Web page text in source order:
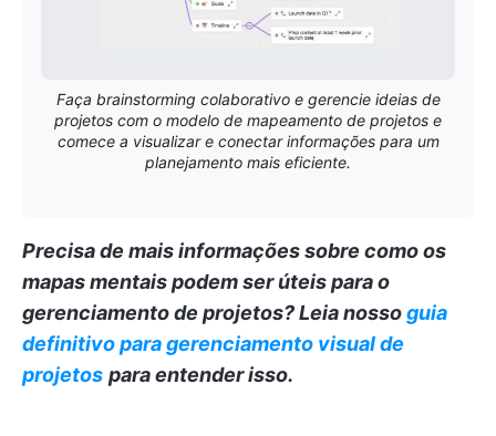
Faça brainstorming colaborativo e gerencie ideias de
projetos com o modelo de mapeamento de projetos e
comece a visualizar e conectar informações para um
planejamento mais eficiente.
Precisa de mais informações sobre como os
mapas mentais podem ser úteis para o
gerenciamento de projetos?Leia nossoguia
definitivo para gerenciamento visual de
projetos para entender isso.